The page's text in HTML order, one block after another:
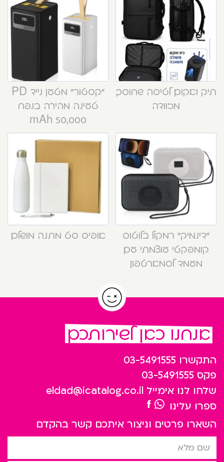
תיק ואקום לטיסה שחוסך
מזוודה
“קסטור” מטען נייד PD
טעינה מהירה בנפח
50,000 mAh
“דינמיק” רמקול בלוטוס
קומפקטי עוצמתי עם
מעמד לסמארטפון
אופיס סט מתנה מושלם
אנחנו כאן לשירותכם
התקשרו 03-5491555
פקס 03-5491555
שלחו לנו אימייל eldad@icatalog.co.il
ספרו עלינו
השארו פרטים וניצור איתכם קשר בהקדם
שם מלא